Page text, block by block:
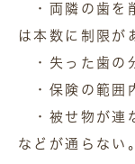
・両隣の歯を
は本数に制限が
・失った歯の
・保険の範囲
・被せ物が連
などが通らない